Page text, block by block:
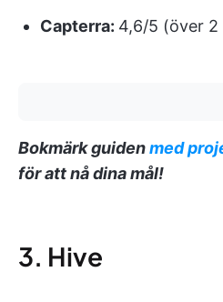
Capterra: 4,6/5 (över 2
Bokmärk guidenmed
för att nå dina mål!
3. Hive